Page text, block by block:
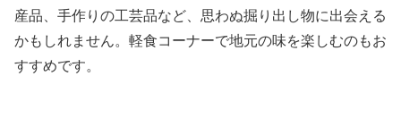
産品、手作りの工芸品など、思わぬ掘り出し物に出会える
かもしれません。軽食コーナーで地元の味を楽しむのもお
すすめです。